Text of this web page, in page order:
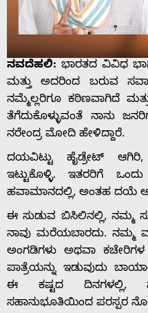
Home
ನವದೆಹಲಿ: ಭಾರತದ ವಿವಿಧ
ಮತ್ತು ಅದರಿಂದ ಬರುವ
ನಮ್ಮೆಲ್ಲರಿಗೂ ಕಠಿಣವಾಗಿದೆ ಮತ್ತು
ತೆಗೆದುಕೊಳ್ಳುವಂತೆ ನಾನು
ನರೇಂದ್ರ ಮೋದಿ ಹೇಳಿದ್ದಾರೆ.
ದಯವಿಟ್ಟು ಹೈಡ್ರೇಟ್‌
ಇಟ್ಟುಕೊಳ್ಳಿ. ಇತರರಿಗೆ
ಹವಾಮಾನದಲ್ಲಿ, ಅಂತಹ ದಯೆ
ಈ ಸುಡುವ ಬಿಸಿಲಿನಲ್ಲಿ, ನಮ್ಮ
ನಾವು ಮರೆಯಬಾರದು. ನಮ್ಮ
ಅಂಗಡಿಗಳು ಅಥವಾ
ಪಾತ್ರೆಯನ್ನು ಇಡುವುದು
ಈ ಕಷ್ಟದ ದಿನಗಳಲ್ಲಿ,
ಸಹಾನುಭೂತಿಯಿಂದ ಪರಸ್ಪರ